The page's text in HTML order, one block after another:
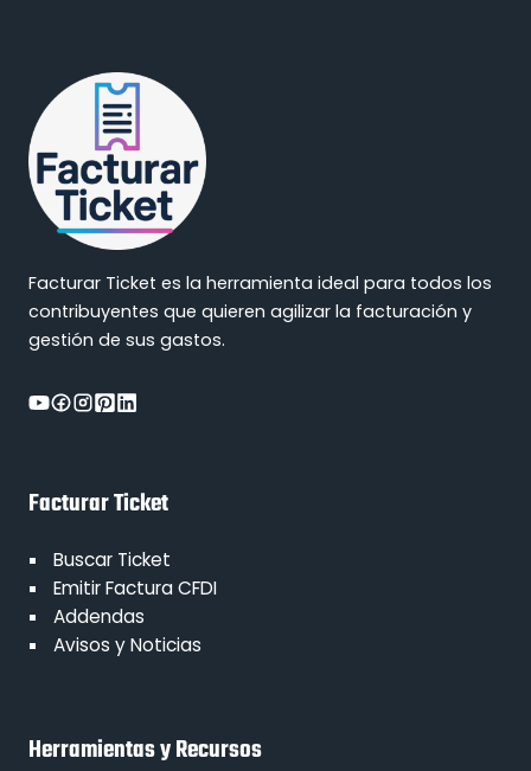
Facturar Ticket es la herramienta ideal para todos los
contribuyentes que quieren agilizar la facturación y
gestión de sus gastos.
Facturar Ticket
Buscar Ticket
Emitir Factura CFDI
Addendas
Avisos y Noticias
Herramientas y Recursos